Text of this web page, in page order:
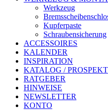
Werkzeug
Kupferpaste
Schraubensicherung
ACCESSOIRES
KALENDER
INSPIRATION
KATALOG / PROSPEKT
RATGEBER
HINWEISE
NEWSLETTER
KONTO